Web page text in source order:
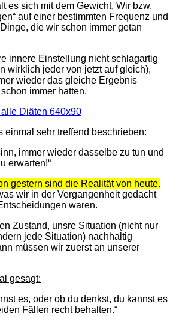
es sich mit dem Gewicht. Wir bzw.
auf einer bestimmten Frequenz und
die wir schon immer getan
innere Einstellung nicht schlagartig
wirklich jeder von jetzt auf gleich),
wieder das gleiche Ergebnis
immer hatten.
einmal sehr treffend beschrieben:
immer wieder dasselbe zu tun und
erwarten!“
gestern sind die Realität von heute.
wir in der Vergangenheit gedacht
waren.
Zustand, unsre Situation (nicht nur
jede Situation) nachhaltig
müssen wir zuerst an unserer
gesagt:
es, oder ob du denkst, du kannst es
Fällen recht behalten.“